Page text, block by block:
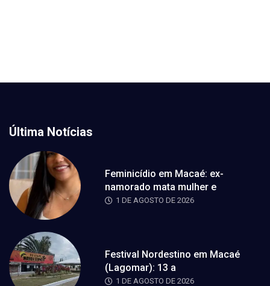
Última Notícias
Feminicídio em Macaé: ex-
namorado mata mulher e
1 DE AGOSTO DE 2026
Festival Nordestino em Macaé
(Lagomar): 13 a
1 DE AGOSTO DE 2026